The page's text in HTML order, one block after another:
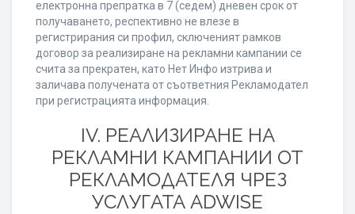
електронна препратка в 7 (седем) дневен срок от
получаването, респективно не влезе в
регистрирания си профил, сключеният рамков
договор за реализиране на рекламни кампании се
счита за прекратен, като Нет Инфо изтрива и
заличава получената от съответния Рекламодател
при регистрацията информация.
IV. РЕАЛИЗИРАНЕ НА
РЕКЛАМНИ КАМПАНИИ ОТ
РЕКЛАМОДАТЕЛЯ ЧРЕЗ
УСЛУГАТА ADWISE